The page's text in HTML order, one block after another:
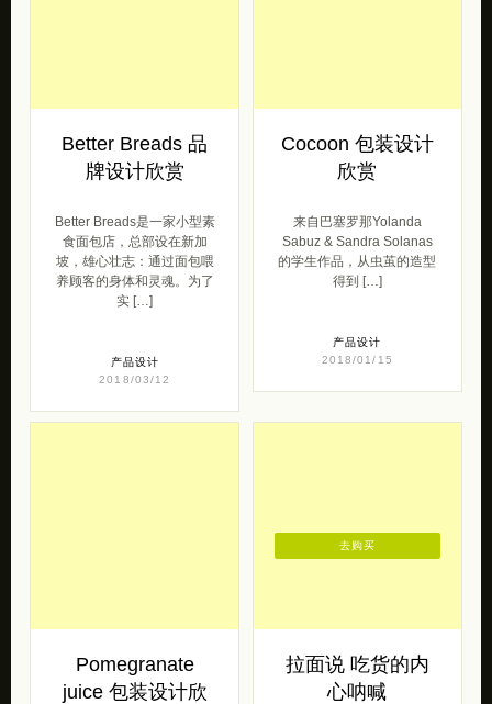
Better Breads 品
牌设计欣赏
Better Breads是一家小型素
食面包店，总部设在新加
坡，雄心壮志：通过面包喂
养顾客的身体和灵魂。为了
实 […]
产品设计
2018/03/12
Cocoon 包装设计
欣赏
来自巴塞罗那Yolanda
Sabuz & Sandra Solanas
的学生作品，从虫茧的造型
得到 […]
产品设计
2018/01/15
Pomegranate
juice 包装设计欣
拉面说 吃货的内
心呐喊
去购买